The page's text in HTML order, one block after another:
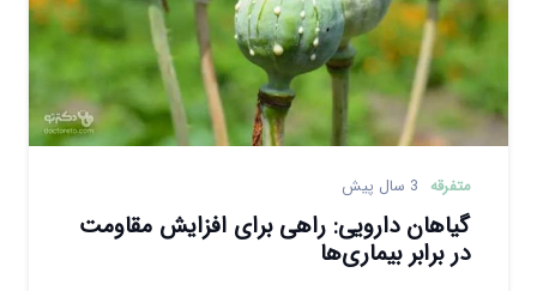
متفرقه 3 سال پیش
گیاهان دارویی: راهی برای افزایش مقاومت
در برابر بیماری‌ها